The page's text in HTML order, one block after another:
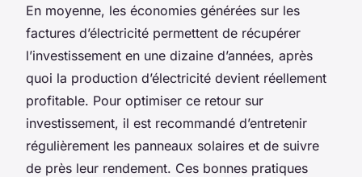
En moyenne, les économies générées sur les
factures d’électricité permettent de récupérer
l’investissement en une dizaine d’années, après
quoi la production d’électricité devient réellement
profitable. Pour optimiser ce retour sur
investissement, il est recommandé d’entretenir
régulièrement les panneaux solaires et de suivre
de près leur rendement. Ces bonnes pratiques